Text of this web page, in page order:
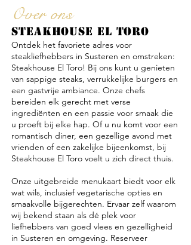
Over ons
STEAKHOUSE EL TORO
Ontdek het favoriete adres voor
steakliefhebbers in Susteren en omstreken:
Steakhouse El Toro! Bij ons kunt u genieten
van sappige steaks, verrukkelijke burgers en
een gastvrije ambiance. Onze chefs
bereiden elk gerecht met verse
ingrediënten en een passie voor smaak die
u proeft bij elke hap. Of u nu komt voor een
romantisch diner, een gezellige avond met
vrienden of een zakelijke bijeenkomst, bij
Steakhouse El Toro voelt u zich direct thuis.
Onze uitgebreide menukaart biedt voor elk
wat wils, inclusief vegetarische opties en
smaakvolle bijgerechten. Ervaar zelf waarom
wij bekend staan als dé plek voor
liefhebbers van goed vlees en gezelligheid
in Susteren en omgeving. Reserveer